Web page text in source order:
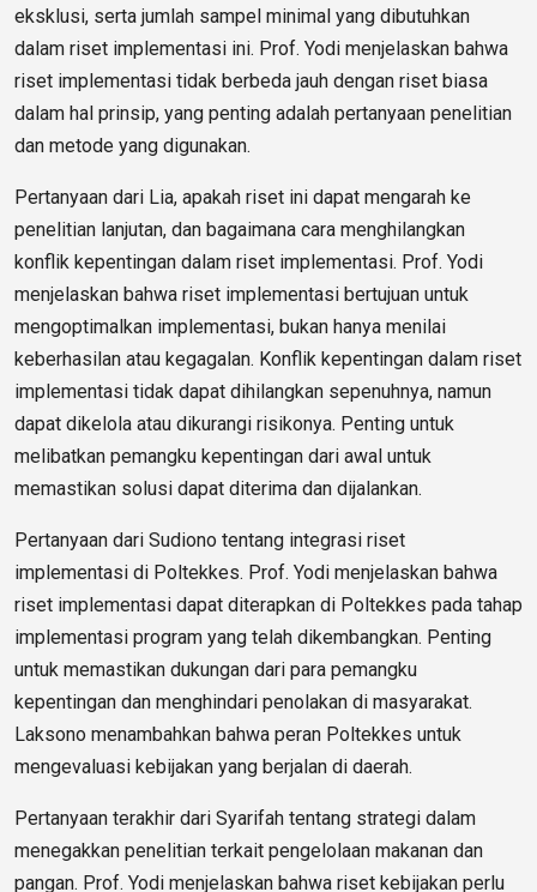
eksklusi, serta jumlah sampel minimal yang dibutuhkan
dalam riset implementasi ini. Prof. Yodi menjelaskan bahwa
riset implementasi tidak berbeda jauh dengan riset biasa
dalam hal prinsip, yang penting adalah pertanyaan penelitian
dan metode yang digunakan.
Pertanyaan dari Lia, apakah riset ini dapat mengarah ke
penelitian lanjutan, dan bagaimana cara menghilangkan
konflik kepentingan dalam riset implementasi. Prof. Yodi
menjelaskan bahwa riset implementasi bertujuan untuk
mengoptimalkan implementasi, bukan hanya menilai
keberhasilan atau kegagalan. Konflik kepentingan dalam riset
implementasi tidak dapat dihilangkan sepenuhnya, namun
dapat dikelola atau dikurangi risikonya. Penting untuk
melibatkan pemangku kepentingan dari awal untuk
memastikan solusi dapat diterima dan dijalankan.
Pertanyaan dari Sudiono tentang integrasi riset
implementasi di Poltekkes. Prof. Yodi menjelaskan bahwa
riset implementasi dapat diterapkan di Poltekkes pada tahap
implementasi program yang telah dikembangkan. Penting
untuk memastikan dukungan dari para pemangku
kepentingan dan menghindari penolakan di masyarakat.
Laksono menambahkan bahwa peran Poltekkes untuk
mengevaluasi kebijakan yang berjalan di daerah.
Pertanyaan terakhir dari Syarifah tentang strategi dalam
menegakkan penelitian terkait pengelolaan makanan dan
pangan. Prof. Yodi menjelaskan bahwa riset kebijakan perlu